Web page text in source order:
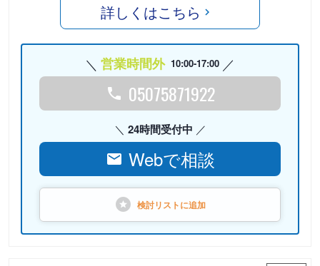
詳しくはこちら
営業時間外 10:00-17:00
05075871922
24時間受付中
Webで相談
検討リストに追加